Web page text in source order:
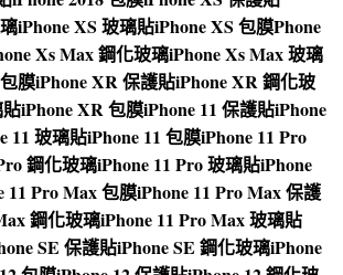
iPhone XS 玻璃貼iPhone XS 包膜Phone
Xs Max 鋼化玻璃iPhone Xs Max 玻璃
膜iPhone XR 保護貼iPhone XR 鋼化玻
iPhone XR 包膜iPhone 11 保護貼iPhone
11 玻璃貼iPhone 11 包膜iPhone 11 Pro
鋼化玻璃iPhone 11 Pro 玻璃貼iPhone
11 Pro Max 包膜iPhone 11 Pro Max 保護
鋼化玻璃iPhone 11 Pro Max 玻璃貼
SE 保護貼iPhone SE 鋼化玻璃iPhone